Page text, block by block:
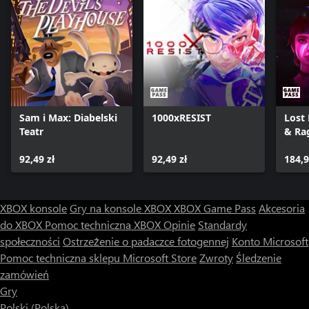
Sam i Max: Diabelski
Teatr
92,49 zł
1000xRESIST
92,49 zł
Lost
&
XBOX konsoleGry na konsole XBOXXBOX Game Pass Akcesoria
do XBOX Pomoc techniczna XBOXOpinie Standardy
społeczności Ostrzeżenie o padaczce fotogennej Konto Microsoft
Pomoc techniczna sklepu Microsoft StoreZwroty Śledzenie
zamówień
Gry